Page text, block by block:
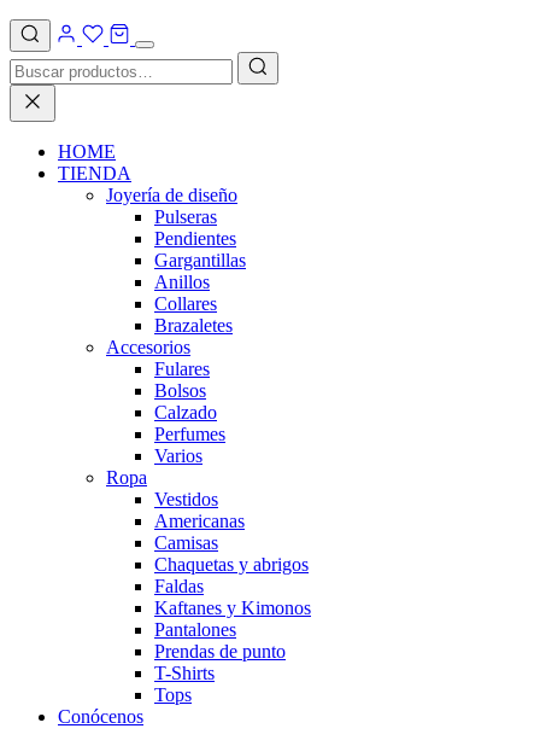
HOME
TIENDA
Joyería de diseño
Pulseras
Pendientes
Gargantillas
Anillos
Collares
Brazaletes
Accesorios
Fulares
Bolsos
Calzado
Perfumes
Varios
Ropa
Vestidos
Americanas
Camisas
Chaquetas y abrigos
Faldas
Kaftanes y Kimonos
Pantalones
Prendas de punto
T-Shirts
Tops
Conócenos